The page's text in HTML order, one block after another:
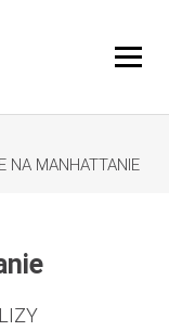
NA MANHATTANIE